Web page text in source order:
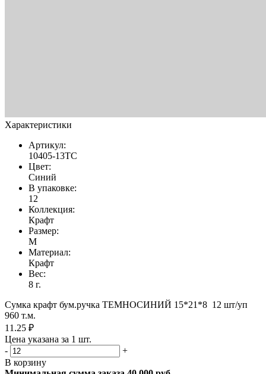
Характеристики
Артикул:
10405-13ТС
Цвет:
Синий
В упаковке:
12
Коллекция:
Крафт
Размер:
M
Материал:
Крафт
Вес:
8 г.
Сумка крафт бум.ручка ТЕМНОСИНИЙ 15*21*8 12 шт/уп
960 т.м.
11.25 ₽
Цена указана за 1 шт.
-
+
В корзину